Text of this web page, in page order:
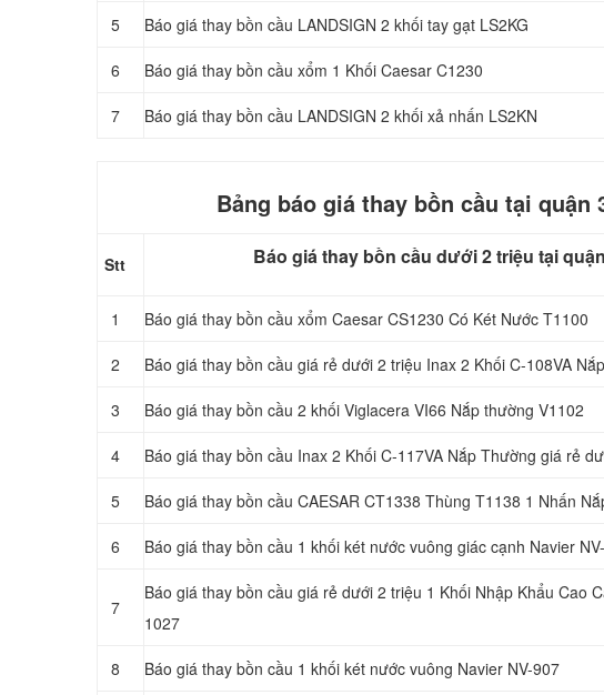
5 Báo giá thay bồn cầu LANDSIGN 2 khối tay gạt LS2KG
6 Báo giá thay bồn cầu xổm 1 Khối Caesar C1230
7 Báo giá thay bồn cầu LANDSIGN 2 khối xả nhấn LS2KN
Bảng báo giá thay bồn cầu tại
Stt Báo giá thay bồn cầu dưới 2 triệu tại
1 Báo giá thay bồn cầu xổm Caesar CS1230 Có Két Nước T1100
2 Báo giá thay bồn cầu giá rẻ dưới 2 triệu Inax 2 Khối C-108VA
3 Báo giá thay bồn cầu 2 khối Viglacera VI66 Nắp thường V1102
4 Báo giá thay bồn cầu Inax 2 Khối C-117VA Nắp Thường giá rẻ
5 Báo giá thay bồn cầu CAESAR CT1338 Thùng T1138 1 Nhấn
6 Báo giá thay bồn cầu 1 khối két nước vuông giác cạnh Navier
7
Báo giá thay bồn cầu giá rẻ dưới 2 triệu 1 Khối Nhập Khẩu Cao
1027
8 Báo giá thay bồn cầu 1 khối két nước vuông Navier NV-907